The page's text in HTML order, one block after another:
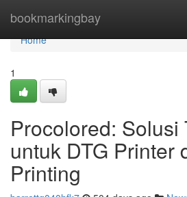
bookmarkingbay
Home
Home
1
Procolored: Solusi
untuk DTG Printer
Printing